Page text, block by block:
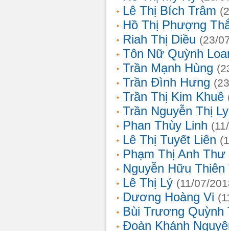
Lê Thị Bích Trâm
Hồ Thị Phượng
Riah Thị Diều (23/
Tôn Nữ Quỳnh
Trần Mạnh Hùng
Trần Đình Hưng
Trần Thị Kim Khuê
Trần Nguyễn Thị
Phan Thùy Linh
Lê Thị Tuyết Liên
Phạm Thị Anh Thư
Nguyễn Hữu Thiên
Lê Thị Lý (11/07/
Dương Hoàng Vi
Bùi Trương Quỳnh
Đoàn Khánh